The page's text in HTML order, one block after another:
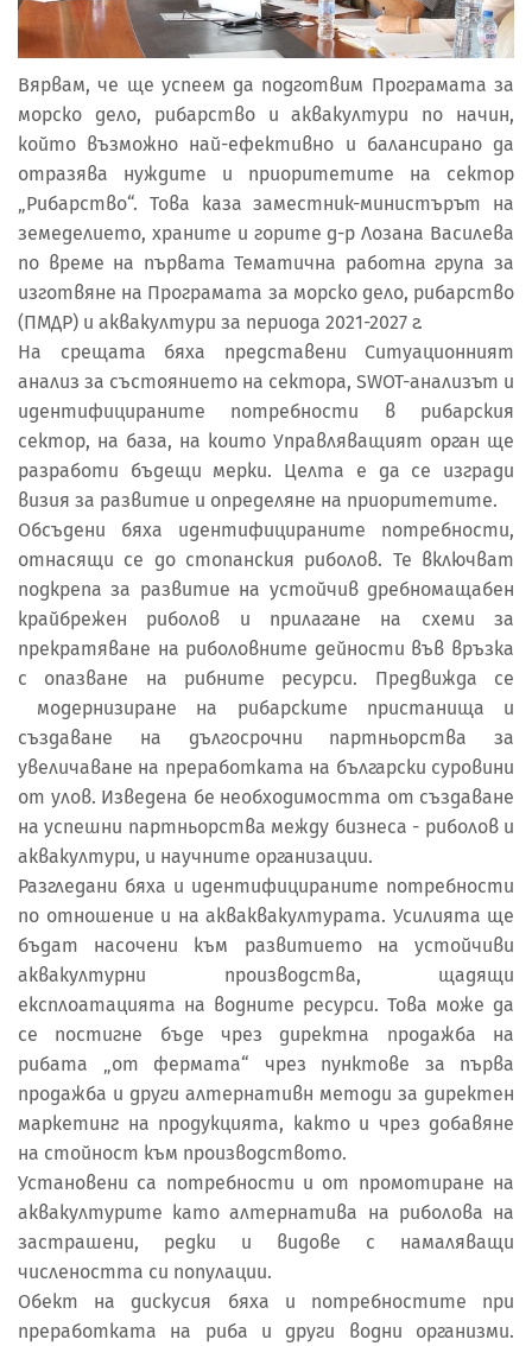
Вярвам, че ще успеем да подготвим Програмата за
морско дело, рибарство и аквакултури по начин,
който възможно най-ефективно и балансирано да
отразява нуждите и приоритетите на сектор
„Рибарство“. Това каза заместник-министърът на
земеделието, храните и горите д-р Лозана Василева
по време на първата Тематична работна група за
изготвяне на Програмата за морско дело, рибарство
(ПМДР) и аквакултури за периода 2021-2027 г.
На срещата бяха представени Ситуационният
анализ за състоянието на сектора, SWOT-анализът и
идентифицираните потребности в рибарския
сектор, на база, на които Управляващият орган ще
разработи бъдещи мерки. Целта е да се изгради
визия за развитие и определяне на приоритетите.
Обсъдени бяха идентифицираните потребности,
отнасящи се до стопанския риболов. Те включват
подкрепа за развитие на устойчив дребномащабен
крайбрежен риболов и прилагане на схеми за
прекратяване на риболовните дейности във връзка
с опазване на рибните ресурси. Предвижда се
модернизиране на рибарските пристанища и
създаване на дългосрочни партньорства за
увеличаване на преработката на български суровини
от улов. Изведена бе необходимостта от създаване
на успешни партньорства между бизнеса - риболов и
аквакултури, и научните организации.
Разгледани бяха и идентифицираните потребности
по отношение и на акваквакултурата. Усилията ще
бъдат насочени към развитието на устойчиви
аквакултурни производства, щадящи
експлоатацията на водните ресурси. Това може да
се постигне бъде чрез директна продажба на
рибата „от фермата“ чрез пунктове за първа
продажба и други алтернативн методи за директен
маркетинг на продукцията, както и чрез добавяне
на стойност към производството.
Установени са потребности и от промотиране на
аквакултурите като алтернатива на риболова на
застрашени, редки и видове с намаляващи
числеността си популации.
Обект на дискусия бяха и потребностите при
преработката на риба и други водни организми.